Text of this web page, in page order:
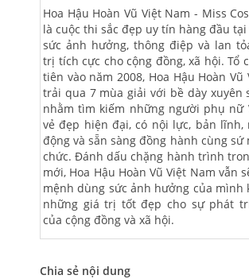
Hoa Hậu Hoàn Vũ Việt Nam - Miss
là cuộc thi sắc đẹp uy tín hàng đầu tại
sức ảnh hưởng, thông điệp và lan
trị tích cực cho cộng đồng, xã hội. Tổ
tiên vào năm 2008, Hoa Hậu Hoàn Vũ
trải qua 7 mùa giải với bề dày xuyên
nhằm tìm kiếm những người phụ nữ
vẻ đẹp hiện đại, có nội lực, bản lĩnh,
động và sẵn sàng đồng hành cùng sứ
chức. Đánh dấu chặng hành trình
mới, Hoa Hậu Hoàn Vũ Việt Nam vẫn
mệnh dùng sức ảnh hưởng của mình
những giá trị tốt đẹp cho sự phát
của cộng đồng và xã hội.
Chia sẻ nội dung